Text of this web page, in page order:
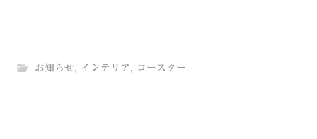
お知らせ, インテリア , コースター